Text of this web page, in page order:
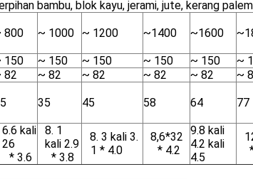
bambu, blok kayu, jerami, jute, kerang palem
800 ~ 1000 ~ 1200 ~1400 ~1600
150 ~ 150 ~ 150 ~ 150 ~ 150
~
82 ~ 82 ~ 82 ~ 82 ~ 82
~
35 45 58 64 77
6.6 kali
26
* 3.6
8. 1
kali 2.9
* 3.8
8. 3 kali 3.
1 * 4.0
8,6*32
* 4.2
9.8 kali
4.2 kali
4.5